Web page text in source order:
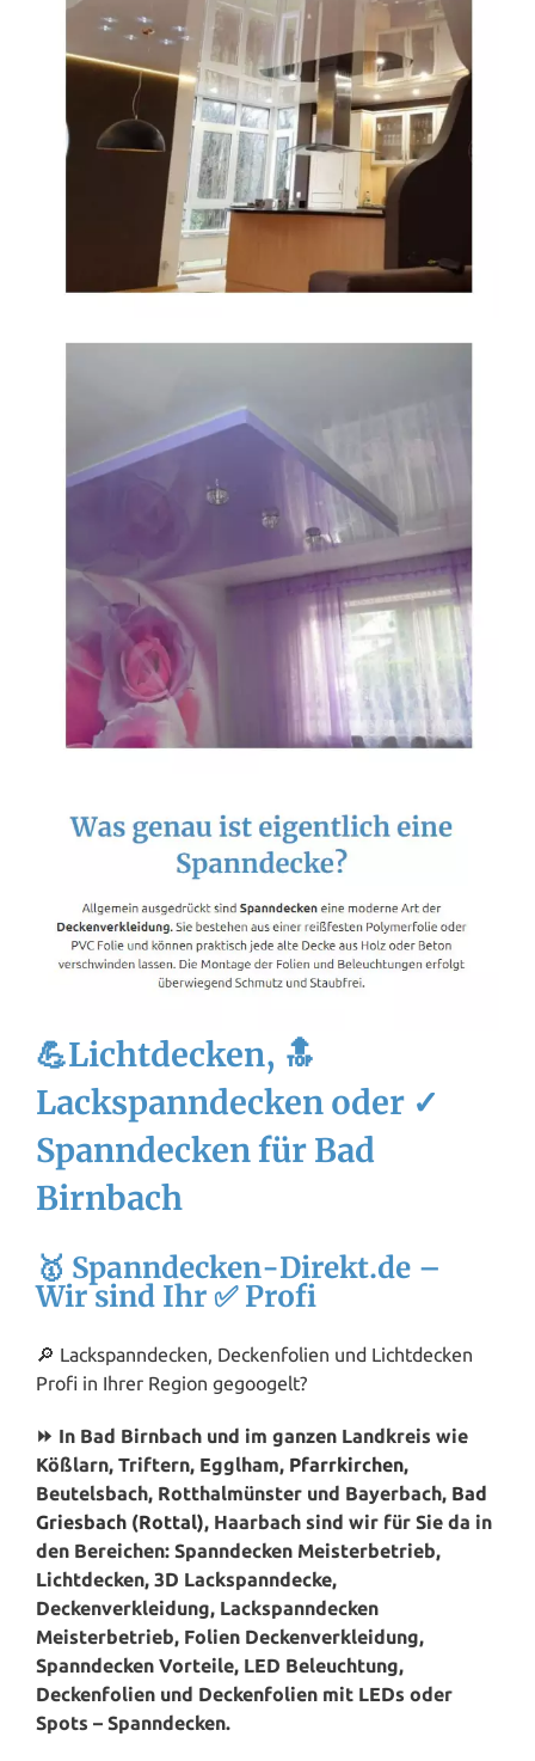
💪Lichtdecken, 🔝
Lackspanndecken oder ✓
Spanndecken für Bad
Birnbach
🥇 Spanndecken-Direkt.de –
Wir sind Ihr ✅ Profi
🔎 Lackspanndecken, Deckenfolien und Lichtdecken
Profi in Ihrer Region gegoogelt?
⏩ In Bad Birnbach und im ganzen Landkreis wie
Kößlarn, Triftern, Egglham, Pfarrkirchen,
Beutelsbach, Rotthalmünster und Bayerbach, Bad
Griesbach (Rottal), Haarbach sind wir für Sie da in
den Bereichen: Spanndecken Meisterbetrieb,
Lichtdecken, 3D Lackspanndecke,
Deckenverkleidung, Lackspanndecken
Meisterbetrieb, Folien Deckenverkleidung,
Spanndecken Vorteile, LED Beleuchtung,
Deckenfolien und Deckenfolien mit LEDs oder
Spots – Spanndecken.